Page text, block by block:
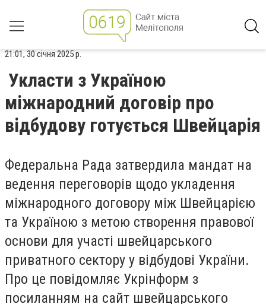
21:01, 30 січня 2025 р.
Укласти з Україною
міжнародний договір про
відбудову готується Швейцарія
Федеральна Рада затвердила мандат на
ведення переговорів щодо укладення
міжнародного договору між Швейцарією
та Україною з метою створення правової
основи для участі швейцарського
приватного сектору у відбудові України.
Про це повідомляє Укрінформ з
посиланням на сайт швейцарського